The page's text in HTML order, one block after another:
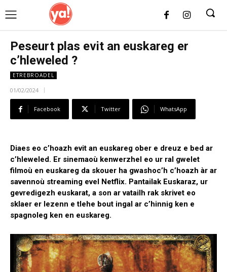
Peseurt plas evit an euskareg er
c’hleweled ?
ETREBROADEL
01/02/2024
Facebook Twitter WhatsApp
Diaes eo c’hoazh evit an euskareg ober e dreuz e bed ar
c’hleweled. Er sinemaoù kenwerzhel eo ur ral gwelet
filmoù en euskareg da skouer ha gwashoc’h c’hoazh àr ar
savennoù streaming evel Netflix. Pantailak Euskaraz, ur
gevredigezh euskarat, a son ar vatailh rak skrivet eo
sklaer er lezenn e tlehe bout ingal ar c’hinnig ken e
spagnoleg ken en euskareg.